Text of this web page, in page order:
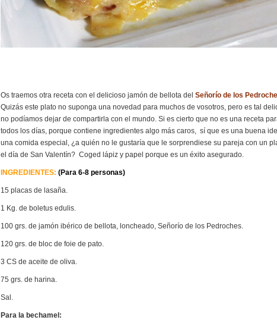
Os traemos otra receta con el delicioso jamón de bellota del Señorío de los
Quizás este plato no suponga una novedad para muchos de vosotros, pero es tal
no podíamos dejar de compartirla con el mundo. Si es cierto que no es una receta
todos los días, porque contiene ingredientes algo más caros, sí que es una buena
una comida especial, ¿a quién no le gustaría que le sorprendiese su pareja con un
el día de San Valentín? Coged lápiz y papel porque es un éxito asegurado.
INGREDIENTES: (Para 6-8 personas)
15 placas de lasaña.
1 Kg. de boletus edulis.
100 grs. de jamón ibérico de bellota, loncheado, Señorío de los Pedroches.
120 grs. de bloc de foie de pato.
3 CS de aceite de oliva.
75 grs. de harina.
Sal.
Para la bechamel: